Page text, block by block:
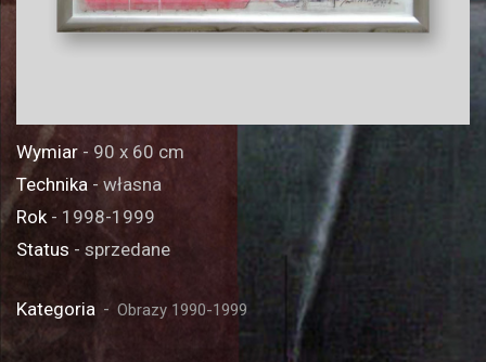
Wymiar - 90 x 60 cm
Technika - własna
Rok- 1998-1999
Status - sprzedane
Kategoria Obrazy 1990-1999